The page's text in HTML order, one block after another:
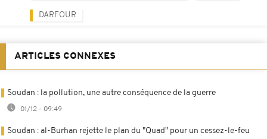
DARFOUR
ARTICLES CONNEXES
Soudan : la pollution, une autre conséquence de la guerre
01/12 - 09:49
Soudan : al-Burhan rejette le plan du "Quad" pour un cessez-le-feu